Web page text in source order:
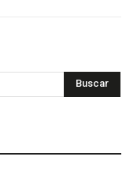
Buscar